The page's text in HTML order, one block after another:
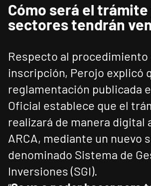
Cómo será el trámite
sectores tendrán
Respecto al procedimiento
inscripción, Perojo explicó
reglamentación publicada
Oficial establece que el
realizará de manera digital
ARCA, mediante un nuevo
denominado Sistema de
Inversiones (SGI).